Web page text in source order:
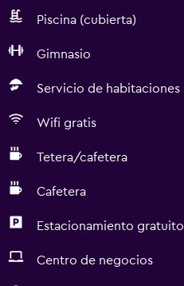
Piscina (cubierta)
Gimnasio
Servicio de habitaciones
Wifi gratis
Tetera/cafetera
Cafetera
Estacionamiento gratuito
Centro de negocios